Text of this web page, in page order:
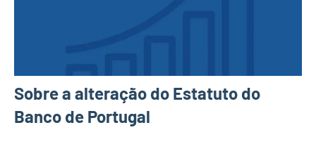
Sobre a alteração do Estatuto do
Banco de Portugal